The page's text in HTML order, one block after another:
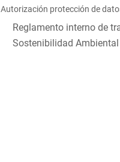
Autorización protección de
Reglamento interno de
Sostenibilidad Ambiental